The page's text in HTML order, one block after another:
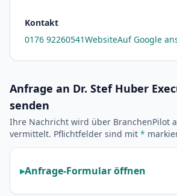
Kontakt
0176 92260541WebsiteAuf Google
Anfrage an Dr. Stef Huber
senden
Ihre Nachricht wird über BranchenPilot
vermittelt. Pflichtfelder sind mit *
Anfrage-Formular öffnen